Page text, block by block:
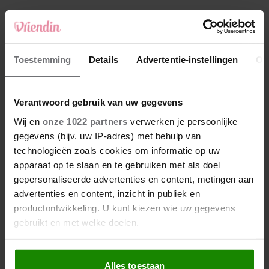
Toestemming Details Advertentie-instellingen
Verantwoord gebruik van uw gegevens
Wij en onze 1022 partners verwerken je persoonlijke
gegevens (bijv. uw IP-adres) met behulp van
technologieën zoals cookies om informatie op uw
apparaat op te slaan en te gebruiken met als doel
gepersonaliseerde advertenties en content, metingen aan
advertenties en content, inzicht in publiek en
productontwikkeling. U kunt kiezen wie uw gegevens
gebruikt en met welke doelen.
Als u het toestaat, willen we ook graag:
Alles toestaan
4 Hij sprak eng kalm’
5 Makelaar Mandy: ‘Judith typt… En deze keer
durf ik bijna niet te lezen wat er komt’
Nieuw